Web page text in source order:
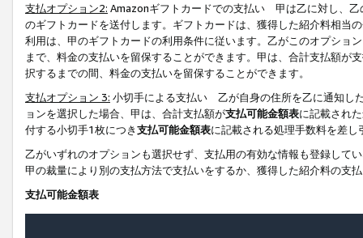
支払オプション2: Amazonギフトカードでの支払い 甲は乙に対し、乙
のギフトカードを送付します。ギフトカードは、獲得した紹介料相当
利用は、甲のギフトカードの利用条件に従います。乙がこのオプショ
まで、料金の支払いを留保することができます。甲は、合計支払額が
択するまでの間、料金の支払いを留保することができます。
支払オプション 3: 小切手による支払い 乙が自身の住所を乙に通知し
ョンを選択した場合、甲は、合計支払額が支払可能金額表に記載され
付する小切手1枚につき支払可能金額表に記載される処理手数料を差し
乙がいずれのオプションも選択せず、支払用の有効な情報も登録して
甲の裁量により別の支払方法で支払いをするか、獲得した紹介料の支
支払可能金額表